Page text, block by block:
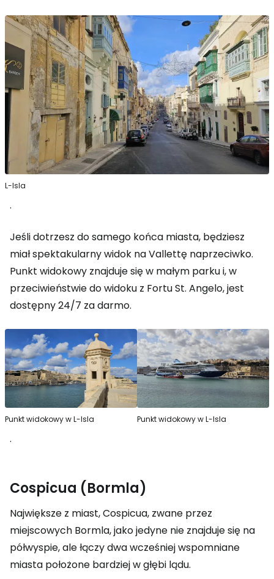
L-Isla
.
Jeśli dotrzesz do samego końca miasta, będziesz
miał spektakularny widok na Vallettę naprzeciwko.
Punkt widokowy znajduje się w małym parku i, w
przeciwieństwie do widoku z Fortu St. Angelo, jest
dostępny 24/7 za darmo.
Punkt widokowy w L-Isla Punkt widokowy w L-Isla
.
Cospicua (Bormla)
Największe z miast, Cospicua, zwane przez
miejscowych Bormla, jako jedyne nie znajduje się na
półwyspie, ale łączy dwa wcześniej wspomniane
miasta położone bardziej w głębi lądu.